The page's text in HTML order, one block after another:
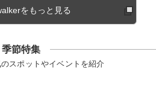
をもっと見る
季節特集
スポットやイベントを紹介